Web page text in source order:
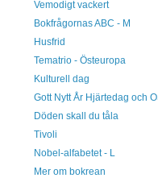
Vemodigt vackert
Bokfrågornas ABC - M
Husfrid
Tematrio - Östeuropa
Kulturell dag
Gott Nytt År Hjärtedag och
Döden skall du tåla
Tivoli
Nobel-alfabetet - L
Mer om bokrean